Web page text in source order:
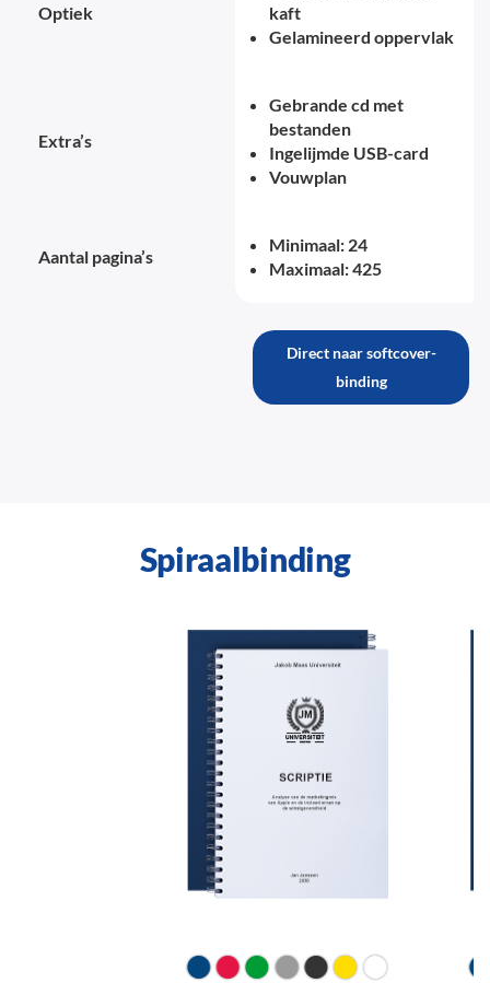
Optiek
kaft
Gelamineerd oppervlak
Extra’s
Gebrande cd met
bestanden
Ingelijmde USB-card
Vouwplan
Aantal pagina’s
Minimaal: 24
Maximaal: 425
Direct naar softcover-
binding
Spiraalbinding